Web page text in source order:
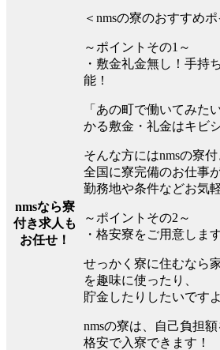
nmsなら寮
付き求人も
お任せ！
＜nmsの寮のおすすめ
～ポイントその1～
・敷金礼金無し！手持
能！
「あの町で働いてみ
かる敷金・礼金はキビ
そんな方にはnmsの寮
全国に寮完備のお仕事
勤務地や条件などお気
～ポイントその2～
・格安寮をご用意します
せっかく寮に住むなら
を趣味に使ったり、
貯金したりしたいです
nmsの寮は、自己負担
格安で入寮できます！